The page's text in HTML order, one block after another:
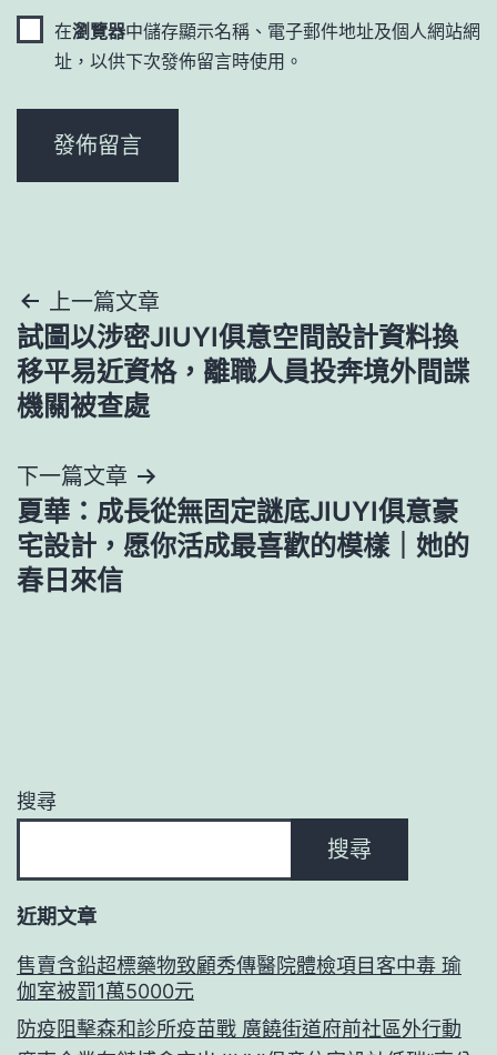
在瀏覽器中儲存顯示名稱、電子郵件地址及個人網站網
址，以供下次發佈留言時使用。
文
章
導
覽
上一篇文章
試圖以涉密JIUYI俱意空間設計資料換
移平易近資格，離職人員投奔境外間諜
機關被查處
下一篇文章
夏華：成長從無固定謎底JIUYI俱意豪
宅設計，愿你活成最喜歡的模樣｜她的
春日來信
搜尋
搜尋
近期文章
售賣含鉛超標藥物致顧秀傳醫院體檢項目客中毒 瑜
伽室被罰1萬5000元
防疫阻擊森和診所疫苗戰 廣饒街道府前社區外行動